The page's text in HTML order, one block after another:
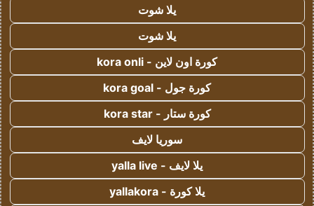
يلا شوت
يلا شوت
كورة اون لاين - kora onli
كورة جول - kora goal
كورة ستار - kora star
سوريا لايف
يلا لايف - yalla live
يلا كورة - yallakora